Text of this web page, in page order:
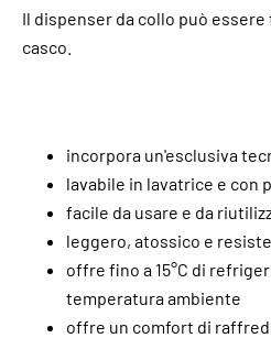
Il dispenser da collo può
casco.
incorpora un'esclusiva
lavabile in lavatrice e
facile da usare e da
leggero, atossico e
offre fino a 15°C di
temperatura ambiente
offre un comfort di